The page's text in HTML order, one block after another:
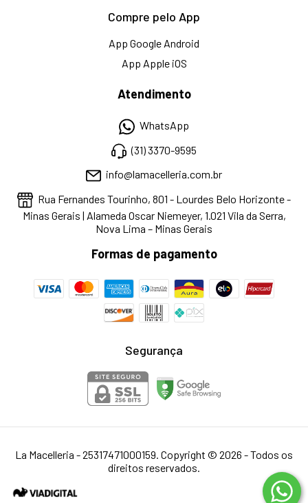
Compre pelo App
App Google Android
App Apple iOS
Atendimento
WhatsApp
(31) 3370-9595
info@lamacelleria.com.br
Rua Fernandes Tourinho, 801 - Lourdes Belo Horizonte -
Minas Gerais | Alameda Oscar Niemeyer, 1.021 Vila da Serra,
Nova Lima – Minas Gerais
Formas de pagamento
Segurança
La Macelleria - 25317471000159. Copyright © 2026 - Todos os
direitos reservados.